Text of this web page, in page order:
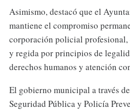
Asimismo, destacó que el
mantiene el compromiso
corporación policial profesional,
y regida por principios de
derechos humanos y atención
El gobierno municipal a través
Seguridad Pública y Policía